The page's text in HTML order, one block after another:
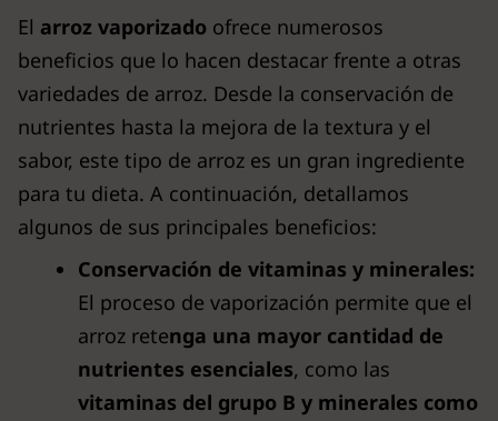
El arroz vaporizado ofrece numerosos
beneficios que lo hacen destacar frente a otras
variedades de arroz. Desde la conservación de
nutrientes hasta la mejora de la textura y el
sabor, este tipo de arroz es un gran ingrediente
para tu dieta. A continuación, detallamos
algunos de sus principales beneficios:
Conservación de vitaminas y minerales:
El proceso de vaporización permite que el
arroz retenga una mayor cantidad de
nutrientes esenciales, como las
vitaminas del grupo B y minerales como